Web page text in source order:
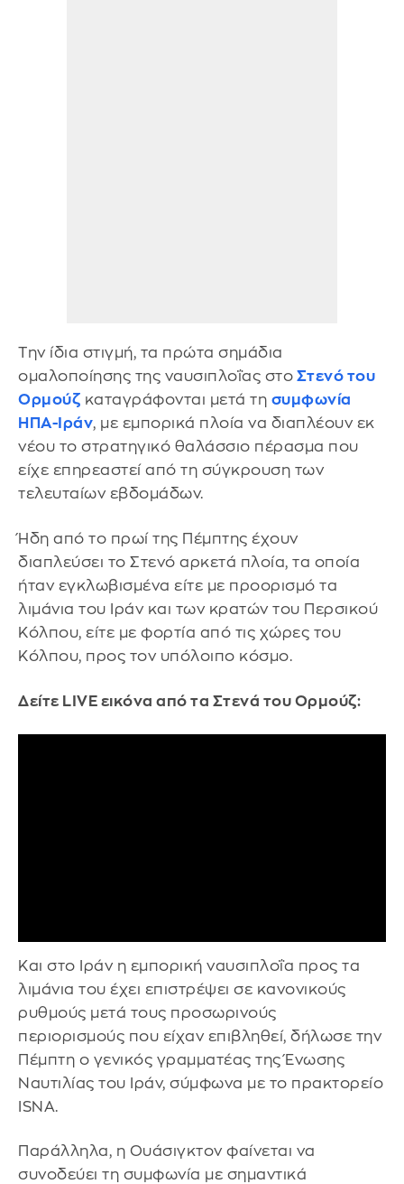
Την ίδια στιγμή, τα πρώτα σημάδια
ομαλοποίησης της ναυσιπλοΐας στο Στενό του
Ορμούζ καταγράφονται μετά τη συμφωνία
ΗΠΑ-Ιράν, με εμπορικά πλοία να διαπλέουν εκ
νέου το στρατηγικό θαλάσσιο πέρασμα που
είχε επηρεαστεί από τη σύγκρουση των
τελευταίων εβδομάδων.
Ήδη από το πρωί της Πέμπτης έχουν
διαπλεύσει το Στενό αρκετά πλοία, τα οποία
ήταν εγκλωβισμένα είτε με προορισμό τα
λιμάνια του Ιράν και των κρατών του Περσικού
Κόλπου, είτε με φορτία από τις χώρες του
Κόλπου, προς τον υπόλοιπο κόσμο.
Δείτε LIVE εικόνα από τα Στενά του Ορμούζ:
Και στο Ιράν η εμπορική ναυσιπλοΐα προς τα
λιμάνια του έχει επιστρέψει σε κανονικούς
ρυθμούς μετά τους προσωρινούς
περιορισμούς που είχαν επιβληθεί, δήλωσε την
Πέμπτη ο γενικός γραμματέας της Ένωσης
Ναυτιλίας του Ιράν, σύμφωνα με το πρακτορείο
ISNA.
Παράλληλα, η Ουάσιγκτον φαίνεται να
συνοδεύει τη συμφωνία με σημαντικά